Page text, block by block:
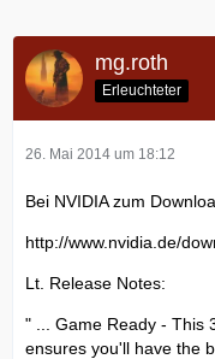
mg.roth
Erleuchteter
26. Mai 2014 um 18:12
Bei NVIDIA zum
http://www.nvidia.de/
Lt. Release Notes:
" ... Game Ready - This
ensures you'll have the